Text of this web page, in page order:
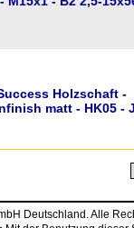
Holzschaft -
matt - HK05 -
Deutschland. Alle